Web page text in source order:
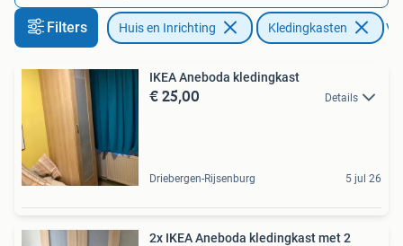
Filters Huis en Inrichting Kledingkasten
IKEA Aneboda kledingkast
€ 25,00 Details
Driebergen-Rijsenburg 5 jul 26
2x IKEA Aneboda kledingkast met 2